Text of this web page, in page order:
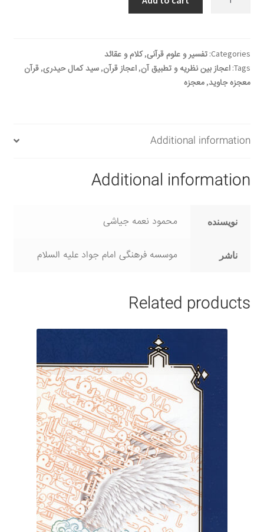
quantity
Categories: تفسیر و علوم قرآنی,کلام و عقائد
Tags: اعجاز بین نظریه و تطبیق آن, اعجاز قرآن, سید کمال حیدری, قرآن
معجزه جاوید, معجزه
Additional information
Additional information
نویسنده محمود نعمه جیاشی
ناشر موسسه فرهنگی امام جواد علیه السلام
Related products